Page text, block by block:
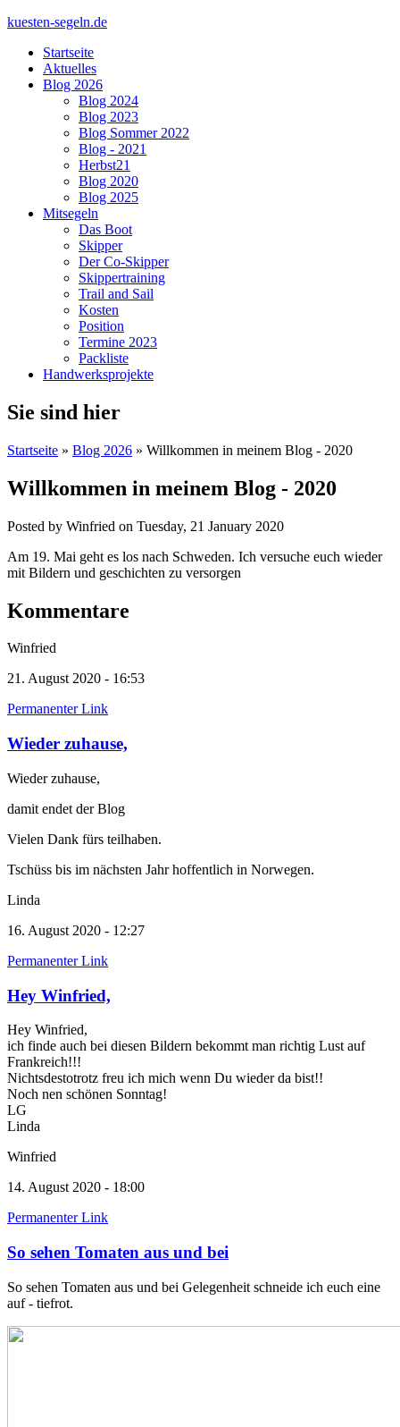
kuesten-segeln.de
Startseite
Aktuelles
Blog 2026
Blog 2024
Blog 2023
Blog Sommer 2022
Blog - 2021
Herbst21
Blog 2020
Blog 2025
Mitsegeln
Das Boot
Skipper
Der Co-Skipper
Skippertraining
Trail and Sail
Kosten
Position
Termine 2023
Packliste
Handwerksprojekte
Sie sind hier
Startseite » Blog 2026 » Willkommen in meinem Blog - 2020
Willkommen in meinem Blog - 2020
Posted by Winfried on Tuesday, 21 January 2020
Am 19. Mai geht es los nach Schweden. Ich versuche euch wieder
mit Bildern und geschichten zu versorgen
Kommentare
Winfried
21. August 2020 - 16:53
Permanenter Link
Wieder zuhause,
Wieder zuhause,
damit endet der Blog
Vielen Dank fürs teilhaben.
Tschüss bis im nächsten Jahr hoffentlich in Norwegen.
Linda
16. August 2020 - 12:27
Permanenter Link
Hey Winfried,
Hey Winfried,
ich finde auch bei diesen Bildern bekommt man richtig Lust auf
Frankreich!!!
Nichtsdestotrotz freu ich mich wenn Du wieder da bist!!
Noch nen schönen Sonntag!
LG
Linda
Winfried
14. August 2020 - 18:00
Permanenter Link
So sehen Tomaten aus und bei
So sehen Tomaten aus und bei Gelegenheit schneide ich euch eine
auf - tiefrot.